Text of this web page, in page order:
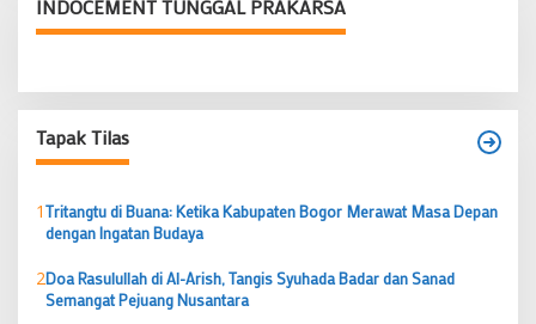
INDOCEMENT TUNGGAL PRAKARSA
Tapak Tilas
1Tritangtu di Buana: Ketika Kabupaten Bogor Merawat Masa Depan
dengan Ingatan Budaya
2Doa Rasulullah di Al-Arish, Tangis Syuhada Badar dan Sanad
Semangat Pejuang Nusantara